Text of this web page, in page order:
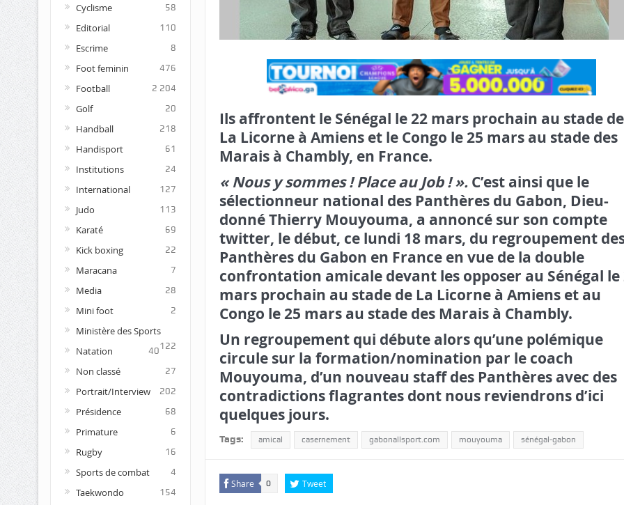
Ils affrontent le Sénégal le 22 mars prochain au stade de
La Licorne à Amiens et le Congo le 25 mars au stade des
Marais à Chambly, en France.
« Nous y sommes ! Place au Job ! ». C’est ainsi que le
sélectionneur national des Panthères du Gabon, Dieu-
donné Thierry Mouyouma, a annoncé sur son compte
twitter, le début, ce lundi 18 mars, du regroupement
Panthères du Gabon en France en vue de la double
confrontation amicale devant les opposer au Sénégal le
mars prochain au stade de La Licorne à Amiens et au
Congo le 25 mars au stade des Marais à Chambly.
Un regroupement qui débute alors qu’une polémique
circule sur la formation/nomination par le coach
Mouyouma, d’un nouveau staff des Panthères avec des
contradictions flagrantes dont nous reviendrons d’ici
quelques jours.
Tags: amical casernement gabonallsport.com mouyouma sénégal-gabon
Share 0 Tweet
Cyclisme 58
Editorial 110
Escrime 8
Foot feminin 476
Football 2 204
Golf 20
Handball 218
Handisport 61
Institutions 24
International 127
Judo 113
Karaté 69
Kick boxing 22
Maracana 7
Media 28
Mini foot 2
Ministère des Sports
122
Natation 40
Non classé 27
Portrait/Interview 202
Présidence 68
Primature 6
Rugby 16
Sports de combat 4
Taekwondo 154